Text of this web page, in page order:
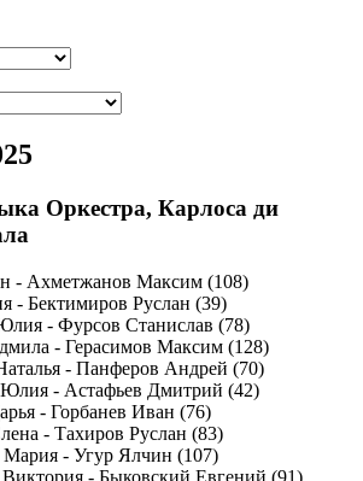
Оркестра, Карлосa ди
- Ахметжанов Максим (108)
- Бектимиров Руслан (39)
- Фурсов Станислав (78)
- Герасимов Максим (128)
- Панферов Андрей (70)
- Астафьев Дмитрий (42)
- Горбанев Иван (76)
- Тахиров Руслан (83)
Мария - Угур Ялчин (107)
- Быковский Евгений (91)